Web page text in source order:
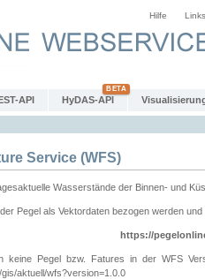
Hilfe Links
API HyDAS-API
Service (WFS)
Wasserstände der Binnen- und
Pegel als Vektordaten bezogen werden
https://
keine Pegel bzw. Fatures in der WFS
aktuell/wfs?version=1.0.0